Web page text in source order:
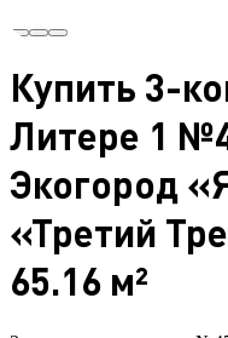
Купить 3-
Литере 1
Экогород
«Третий
65.16 м²